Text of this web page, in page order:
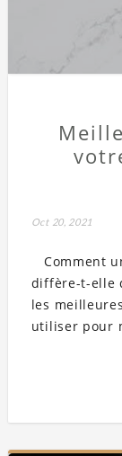
Oct 20, 2021
Comment
diffère-t-elle
les
utiliser pour